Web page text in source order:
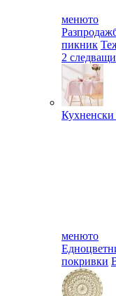
менюто
пикник
2 следващи
менюто
покривки